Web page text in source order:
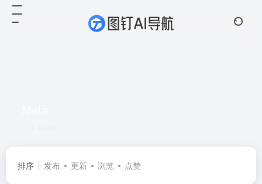
排序 发布 更新 浏览 点赞